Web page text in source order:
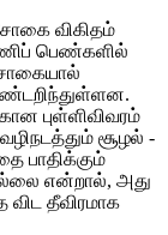
விகிதம்
பெண்களில்
புள்ளிவிவரம்
சூழல் -
பாதிக்கும்
என்றால், அது
விட தீவிரமாக